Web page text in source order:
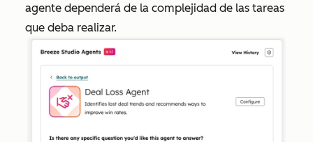
agente dependerá de la complejidad de las tareas
que deba realizar.